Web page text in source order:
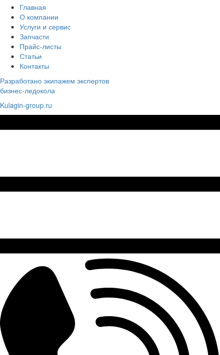
Главная
О компании
Услуги и сервис
Запчасти
Прайс-листы
Статьи
Контакты
Разработано экипажем экспертов
бизнес-ледокола
Kulagin-group.ru